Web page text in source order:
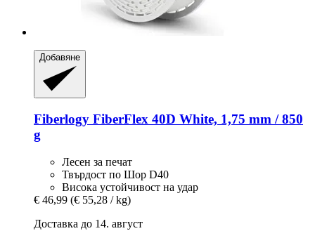
Добавяне
Fiberlogy FiberFlex 40D White, 1,75 mm / 850
g
Лесен за печат
Твърдост по Шор D40
Висока устойчивост на удар
€ 46,99 (€ 55,28 / kg)
Доставка до 14. август